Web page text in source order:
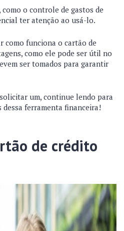
o controle de gastos de
ter atenção ao usá-lo.
como funciona o cartão de
como ele pode ser útil no
ser tomados para garantir
um, continue lendo para
ferramenta financeira!
de crédito